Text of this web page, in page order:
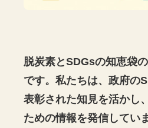
脱炭素とSDGsの知恵袋
です。私たちは、政府の
表彰された知見を活かし
ための情報を発信してい